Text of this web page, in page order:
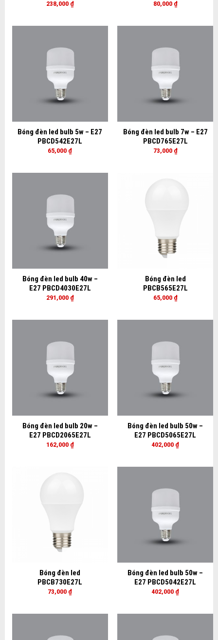
238,000 ₫ 80,000 ₫
Bóng đèn led bulb 5w – E27
PBCD542E27L
65,000 ₫
Bóng đèn led bulb 7w – E27
PBCD765E27L
73,000 ₫
Bóng đèn led bulb 40w –
E27 PBCD4030E27L
291,000 ₫
Bóng đèn led
PBCB565E27L
65,000 ₫
Bóng đèn led bulb 20w –
E27 PBCD2065E27L
162,000 ₫
Bóng đèn led bulb 50w –
E27 PBCD5065E27L
402,000 ₫
Bóng đèn led
PBCB730E27L
73,000 ₫
Bóng đèn led bulb 50w –
E27 PBCD5042E27L
402,000 ₫